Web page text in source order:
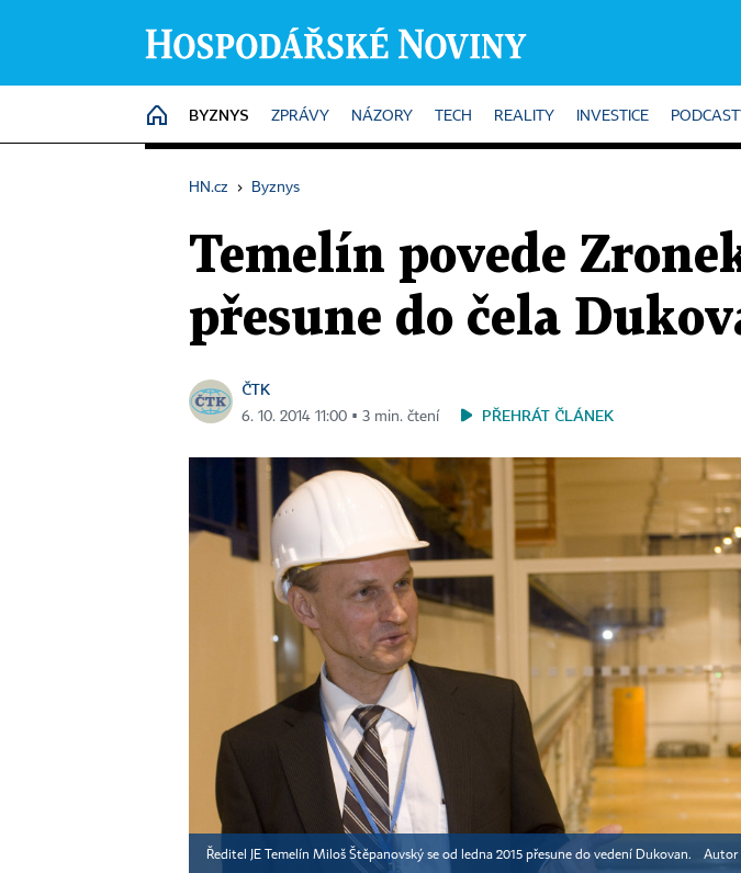
HOME
BYZNYS ZPRÁVY NÁZORY TECH REALITY INVESTICE
HN.cz › Byznys
Temelín povede
přesune do čela
ČTK
6. 10. 2014 11:00 ▪ 3 min. čtení PŘEHRÁT ČLÁNEK
Ředitel JE Temelín Miloš Štěpanovský se od ledna 2015 přesune do vedení Dukovan. Autor